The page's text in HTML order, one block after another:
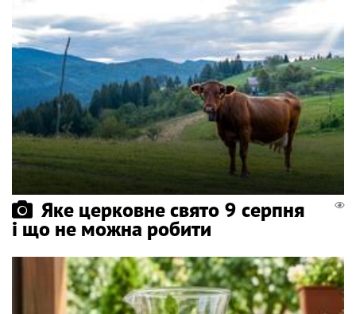
Яке церковне свято 9 серпня
і що не можна робити